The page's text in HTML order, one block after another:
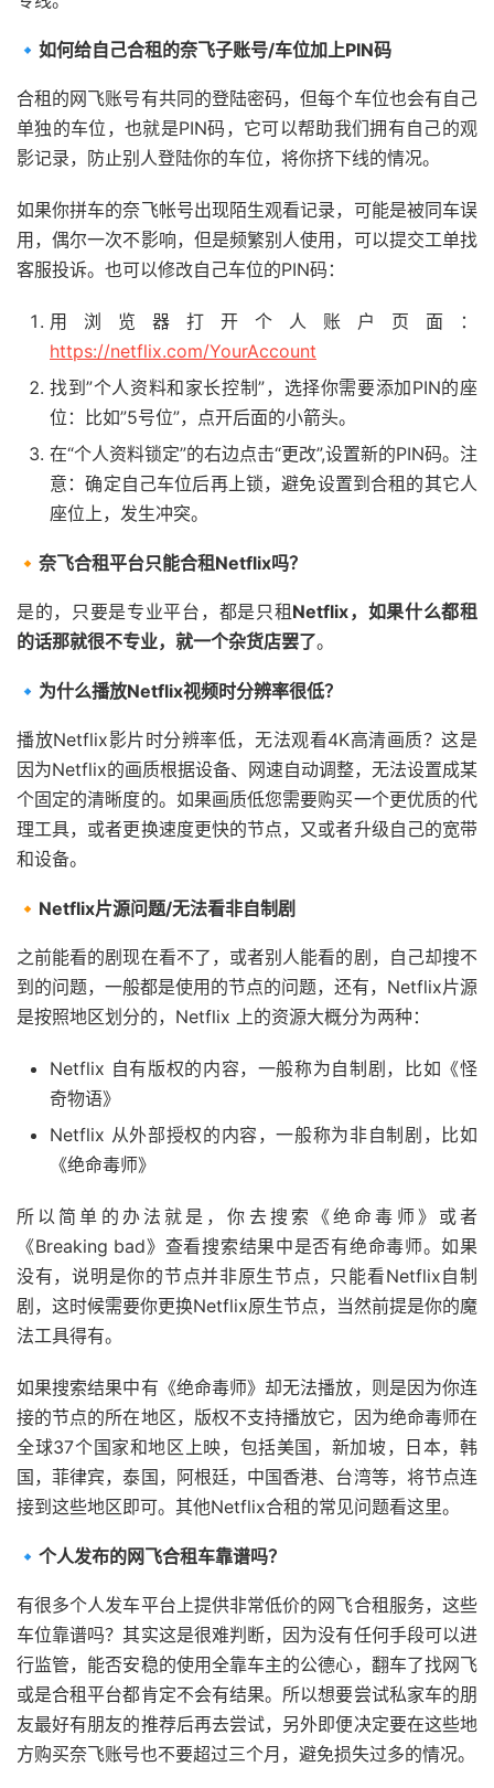
🔹如何给自己合租的奈飞子账号/车位加上PIN码
合租的网飞账号有共同的登陆密码，但每个车位也会有自己
单独的车位，也就是PIN码，它可以帮助我们拥有自己的观
影记录，防止别人登陆你的车位，将你挤下线的情况。
如果你拼车的奈飞帐号出现陌生观看记录，可能是被同车误
用，偶尔一次不影响，但是频繁别人使用，可以提交工单找
客服投诉。也可以修改自己车位的PIN码：
用浏览器打开个人账户页面：
https://netflix.com/YourAccount
找到”个人资料和家长控制”，选择你需要添加PIN的座
位：比如”5号位”，点开后面的小箭头。
在“个人资料锁定”的右边点击“更改”,设置新的PIN码。注
意：确定自己车位后再上锁，避免设置到合租的其它人
座位上，发生冲突。
🔸奈飞合租平台只能合租Netflix吗？
是的，只要是专业平台，都是只租Netflix，如果什么都租
的话那就很不专业，就一个杂货店罢了。
🔹为什么播放Netflix视频时分辨率很低？
播放Netflix影片时分辨率低，无法观看4K高清画质？这是
因为Netflix的画质根据设备、网速自动调整，无法设置成某
个固定的清晰度的。如果画质低您需要购买一个更优质的代
理工具，或者更换速度更快的节点，又或者升级自己的宽带
和设备。
🔸Netflix片源问题/无法看非自制剧
之前能看的剧现在看不了，或者别人能看的剧，自己却搜不
到的问题，一般都是使用的节点的问题，还有，Netflix片源
是按照地区划分的，Netflix 上的资源大概分为两种：
Netflix 自有版权的内容，一般称为自制剧，比如《怪
奇物语》
Netflix 从外部授权的内容，一般称为非自制剧，比如
《绝命毒师》
所以简单的办法就是，你去搜索《绝命毒师》或者
《Breaking bad》查看搜索结果中是否有绝命毒师。如果
没有，说明是你的节点并非原生节点，只能看Netflix自制
剧，这时候需要你更换Netflix原生节点，当然前提是你的魔
法工具得有。
如果搜索结果中有《绝命毒师》却无法播放，则是因为你连
接的节点的所在地区，版权不支持播放它，因为绝命毒师在
全球37个国家和地区上映，包括美国，新加坡，日本，韩
国，菲律宾，泰国，阿根廷，中国香港、台湾等，将节点连
接到这些地区即可。其他Netflix合租的常见问题看这里。
🔹个人发布的网飞合租车靠谱吗？
有很多个人发车平台上提供非常低价的网飞合租服务，这些
车位靠谱吗？其实这是很难判断，因为没有任何手段可以进
行监管，能否安稳的使用全靠车主的公德心，翻车了找网飞
或是合租平台都肯定不会有结果。所以想要尝试私家车的朋
友最好有朋友的推荐后再去尝试，另外即便决定要在这些地
方购买奈飞账号也不要超过三个月，避免损失过多的情况。